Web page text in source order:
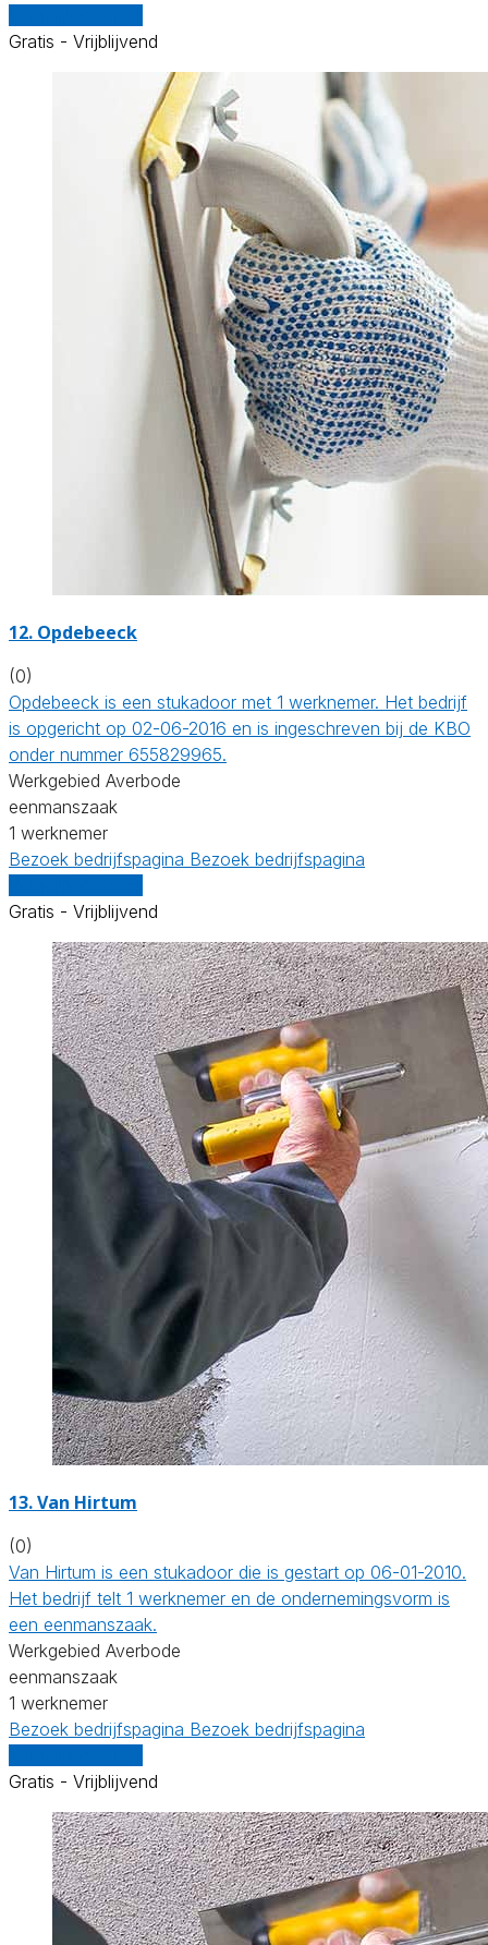
Gratis - Vrijblijvend
12. Opdebeeck
(0)
Opdebeeck is een stukadoor met 1 werknemer. Het bedrijf
is opgericht op 02-06-2016 en is ingeschreven bij de KBO
onder nummer 655829965.
Werkgebied Averbode
eenmanszaak
1 werknemer
Bezoek bedrijfspagina Bezoek bedrijfspagina
Gratis - Vrijblijvend
13. Van Hirtum
(0)
Van Hirtum is een stukadoor die is gestart op 06-01-2010.
Het bedrijf telt 1 werknemer en de ondernemingsvorm is
een eenmanszaak.
Werkgebied Averbode
eenmanszaak
1 werknemer
Bezoek bedrijfspagina Bezoek bedrijfspagina
Gratis - Vrijblijvend